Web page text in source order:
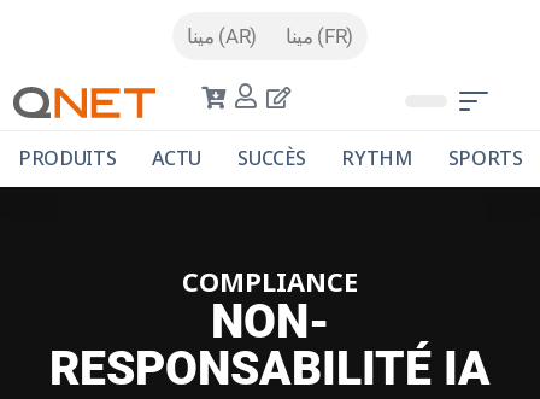
مينا (AR) مينا (FR)
PRODUITS ACTU SUCCÈS RYTHM SPORTS
COMPLIANCE
NON-
RESPONSABILITÉ IA